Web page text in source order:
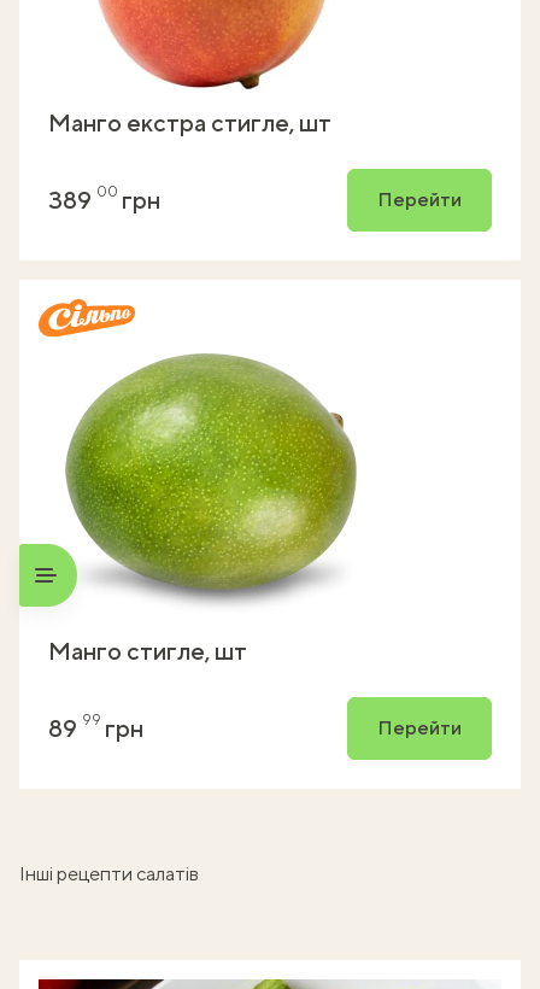
Манго екстра стигле, шт
389 00 грн Перейти
Манго стигле, шт
89 99 грн Перейти
Інші рецепти салатів